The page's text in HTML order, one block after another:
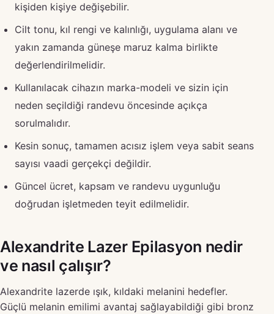
kişiden kişiye değişebilir.
Cilt tonu, kıl rengi ve kalınlığı, uygulama alanı ve
yakın zamanda güneşe maruz kalma birlikte
değerlendirilmelidir.
Kullanılacak cihazın marka-modeli ve sizin için
neden seçildiği randevu öncesinde açıkça
sorulmalıdır.
Kesin sonuç, tamamen acısız işlem veya sabit seans
sayısı vaadi gerçekçi değildir.
Güncel ücret, kapsam ve randevu uygunluğu
doğrudan işletmeden teyit edilmelidir.
Alexandrite Lazer Epilasyon nedir
ve nasıl çalışır?
Alexandrite lazerde ışık, kıldaki melanini hedefler.
Güçlü melanin emilimi avantaj sağlayabildiği gibi bronz